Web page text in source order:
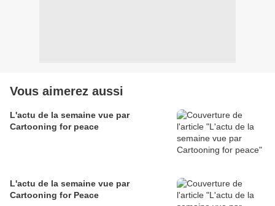
Vous aimerez aussi
L'actu de la semaine vue par
Cartooning for peace
L'actu de la semaine vue par
Cartooning for Peace